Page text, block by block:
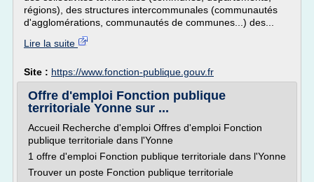
régions), des structures intercommunales (communautés
d'agglomérations, communautés de communes...) des...
Lire la suite
Site : https://www.fonction-publique.gouv.fr
Offre d'emploi Fonction publique
territoriale Yonne sur ...
Accueil Recherche d'emploi Offres d'emploi Fonction
publique territoriale dans l'Yonne
1 offre d'emploi Fonction publique territoriale dans l'Yonne
Trouver un poste Fonction publique territoriale